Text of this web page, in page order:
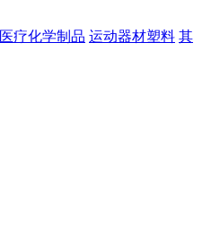
医疗化学制品 运动器材塑料 其